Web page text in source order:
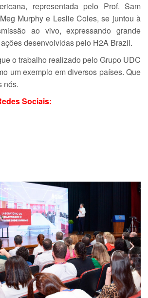
representada pelo Prof. Sam
Murphy e Leslie Coles, se juntou à
ao vivo, expressando grande
desenvolvidas pelo H2A Brazil.
o trabalho realizado pelo Grupo UDC
um exemplo em diversos países. Que
nós.
Sociais: